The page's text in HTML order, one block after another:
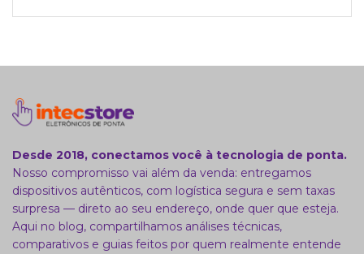
Desde 2018, conectamos você à tecnologia de ponta.
Nosso compromisso vai além da venda: entregamos
dispositivos autênticos, com logística segura e sem taxas
surpresa — direto ao seu endereço, onde quer que esteja.
Aqui no blog, compartilhamos análises técnicas,
comparativos e guias feitos por quem realmente entende